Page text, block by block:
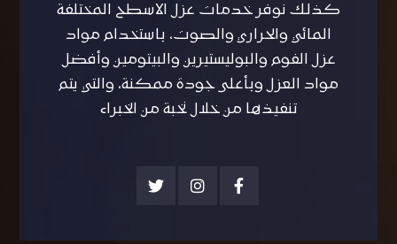
كذلك نوفر خدمات عزل الاسطح المختلفة
المائي والحراري والصوت، باستخدام مواد
عزل الفوم والبوليستيرين والبيتومين وأفضل
مواد العزل وبأعلى جودة ممكنة، والتي يتم
تنفيذها من خلال نخبة من الخبراء